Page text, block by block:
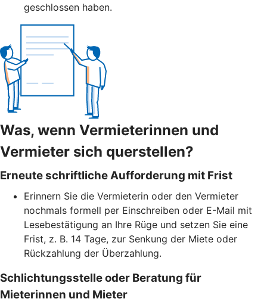
geschlossen haben.
Was, wenn Vermieterinnen und
Vermieter sich querstellen?
Erneute schriftliche Aufforderung mit Frist
Erinnern Sie die Vermieterin oder den Vermieter
nochmals formell per Einschreiben oder E-Mail mit
Lesebestätigung an Ihre Rüge und setzen Sie eine
Frist, z. B. 14 Tage, zur Senkung der Miete oder
Rückzahlung der Überzahlung.
Schlichtungsstelle oder Beratung für
Mieterinnen und Mieter